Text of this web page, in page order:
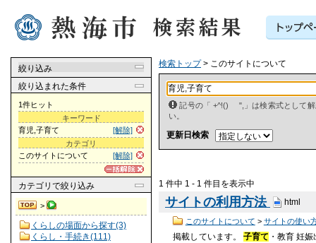
絞り込み
絞り込まれた条件
1件ヒット
キーワード
[解除]
育児,子育て
カテゴリ
[解除]
このサイトについて
カテゴリ で絞り込み
>
くらしの場面から探す(3)
くらし・手続き(111)
検索トップ> このサイトについて
記号の「 +^!() ",」は検索式として解
い。
更新日検索
1 件中 1 - 1 件目を表示中
サイトの利用方法 html
このサイトについて > サイトの使い
掲載しています。 子育て ・教育 妊